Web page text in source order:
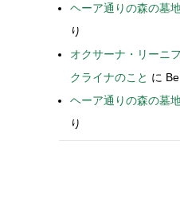
ヘーア通りの森の墓
り
オクサーナ・リーニ
クライナのこと に
ヘーア通りの森の墓
り